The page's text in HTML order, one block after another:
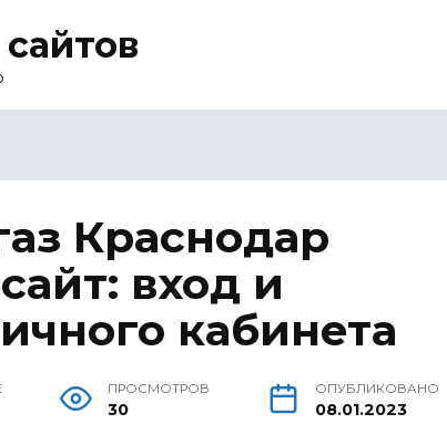
Краснодар
вход и
кабинета
ПРОСМОТРОВ
30
ОПУБЛИКОВАНО
08.01.2023